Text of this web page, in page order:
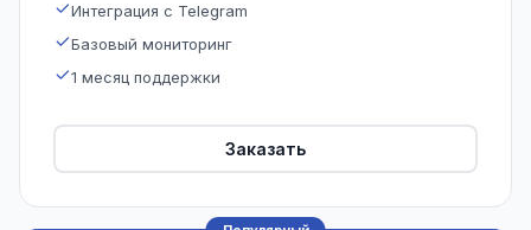
Интеграция с Telegram
Базовый мониторинг
1 месяц поддержки
Заказать